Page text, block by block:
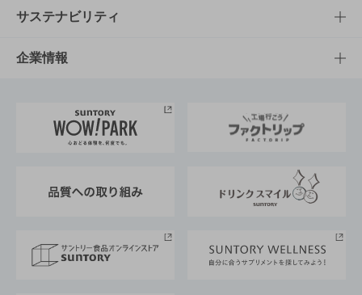
商品発売情報
栄養成分一覧
キャンペーン
工場見学
地域情報
文化・スポーツTOP
サントリーホール
サントリーサンバーズ大阪
サステナビリティ
サステナビリティTOP
サントリーが考えるサステナビリティ経営
企業情報
企業概要
採用情報